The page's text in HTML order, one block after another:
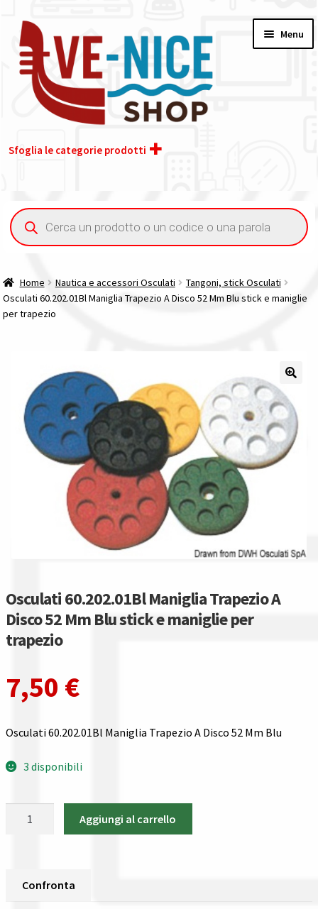
alla
navigazione
contenuto
Menu
Sfoglia le categorie prodotti
Acquisto iva 4% (agevolata)
Contatti
La nostra azienda
Condizioni generali
Acquisti in rete pubblica amministrazione
Assicurazione integrativa Garanzia3
Bonus fiscali 2025
Garanzia del produttore
Gestione resi
Guida all’utilizzo del sito
Ricerca
prodotti
Home Nautica e accessori Osculati
Tangoni, stick Osculati
Osculati 60.202.01Bl Maniglia Trapezio A Disco 52 Mm Blu stick e maniglie
per trapezio
Osculati 60.202.01Bl Maniglia Trapezio A
Disco 52 Mm Blu stick e maniglie per
trapezio
7,50 €
Osculati 60.202.01Bl Maniglia Trapezio A Disco 52 Mm Blu
3 disponibili
Aggiungi al carrello
Confronta